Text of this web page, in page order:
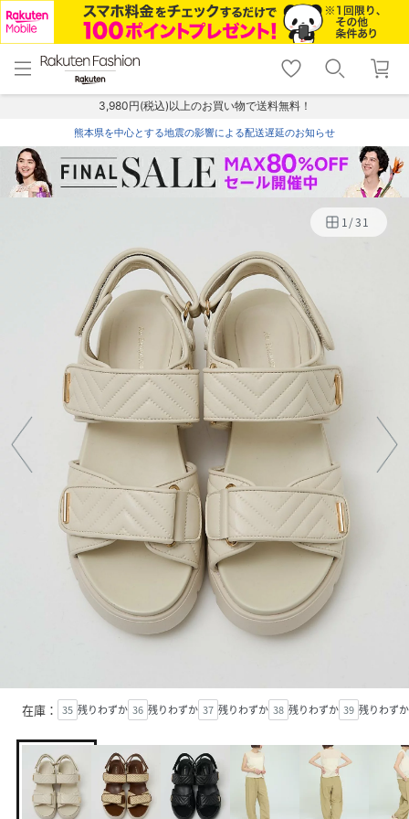
menu home
トップ
shopping_cart lock_outline
ログイン
3,980円(税込)以上のお買い物で送料無料！
熊本県を中心とする地震の影響による配送遅延のお知らせ
1/31
在庫： 35 残りわずか 36 残りわずか 37 残りわずか 38 残りわずか 39 残りわずか